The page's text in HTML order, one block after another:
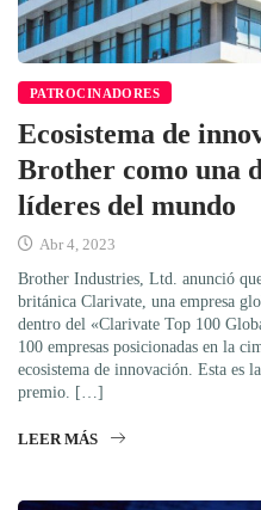
PATROCINADORES
Ecosistema de
Brother como una
líderes del mundo
Abr 4, 2023
Brother Industries, Ltd. anunció
británica Clarivate, una empresa
dentro del «Clarivate Top 100
100 empresas posicionadas en la
ecosistema de innovación. Esta es
premio. […]
LEER MÁS